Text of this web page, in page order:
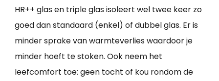
HR++ glas en triple glas isoleert wel twee keer zo
goed dan standaard (enkel) of dubbel glas. Er is
minder sprake van warmteverlies waardoor je
minder hoeft te stoken. Ook neem het
leefcomfort toe: geen tocht of kou rondom de